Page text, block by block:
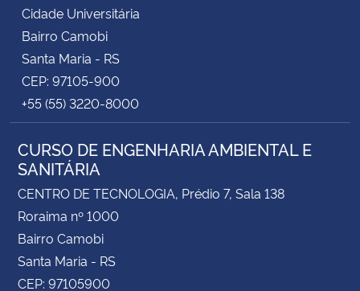
Cidade Universitária
Bairro Camobi
Santa Maria - RS
CEP: 97105-900
+55 (55) 3220-8000
CURSO DE ENGENHARIA AMBIENTAL E
SANITÁRIA
CENTRO DE TECNOLOGIA, Prédio 7, Sala 138
Roraima nº 1000
Bairro Camobi
Santa Maria - RS
CEP: 97105900